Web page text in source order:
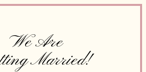
We Are
Married!